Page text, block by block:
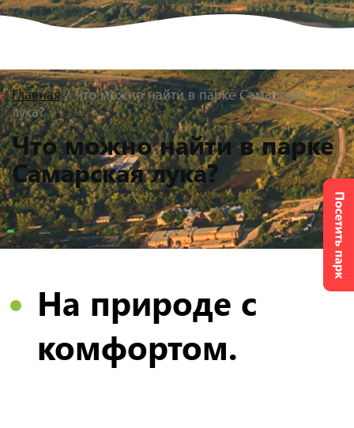
Главная/ Что можно найти в парке Самарская
лука?
Что можно найти в парке
Самарская лука?
На природе с
комфортом.